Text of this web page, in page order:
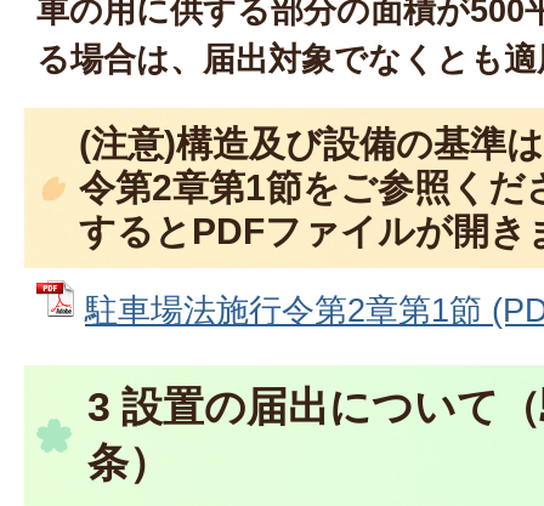
車の用に供する部分の面積が500
る場合は、届出対象でなくとも
(注意)構造及び設備の基準
令第2章第1節をご参照くだ
するとPDFファイルが開き
駐車場法施行令第2章第1節
3 設置の届出について
条）